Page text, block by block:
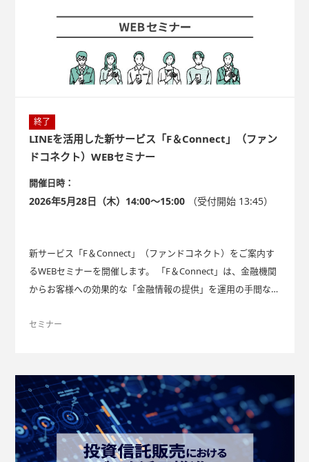
終了
LINEを活用した新サービス「F＆Connect」（ファン
ドコネクト）WEBセミナー
開催日時：
2026年5月28日（木）14:00～15:00 （受付開始 13:45）
新サービス「F＆Connect」（ファンドコネクト）をご案内す
るWEBセミナーを開催します。 「F＆Connect」は、金融機関
からお客様への効果的な「金融情報の提供」を運用の手間なく
スの詳細はこちらをご覧ください。 F＆Connect（ファンド
セミナー